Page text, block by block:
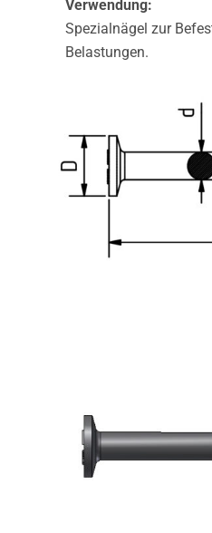
Verwendung:
Spezialnägel zur
Belastungen.